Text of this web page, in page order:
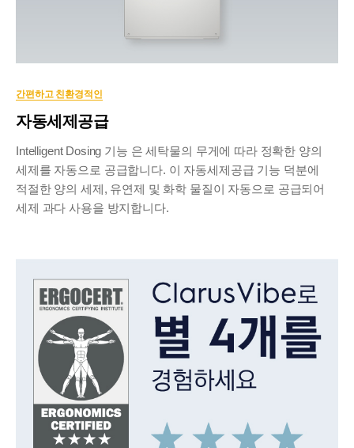
간편하고 친환경적인
자동세제공급
Intelligent Dosing 기능 은 세탁물의 무게에 따라 정확한 양의
세제를 자동으로 공급합니다. 이 자동세제공급 기능 덕분에
적절한 양의 세제, 유연제 및 화학 물질이 자동으로 공급되어
세제 과다 사용을 방지합니다.